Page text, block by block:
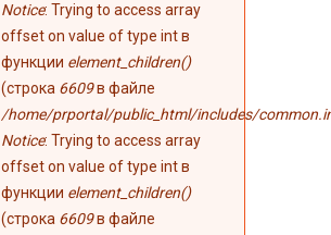
Notice: Trying to access array
offset on value of type int в
функции element_children()
(строка 6609в файле
/home/prportal/public_html/includes/
Notice: Trying to access array
offset on value of type int в
функции element_children()
(строка 6609в файле